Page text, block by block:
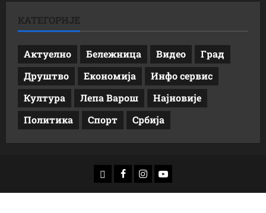
КАТЕГОРИЈЕ
Актуелно Бележница Видео
Град
Друштво
Економија
Инфо сервис
Култура
Лепа Варош
Најновије
Политика
Спорт Србија
доwнлоад
Фацебоок
Инстаграм
Yоутубе